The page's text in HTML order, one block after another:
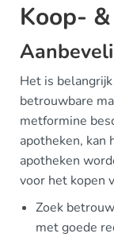
Koop-
Het is
betrouwbare
metformine
apotheken, kan
apotheken
voor het kopen
Zoek
met goede